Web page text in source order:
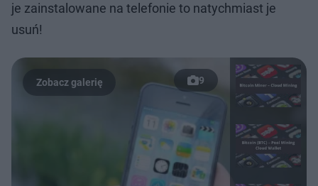
je zainstalowane na telefonie to natychmiast je
usuń!
9